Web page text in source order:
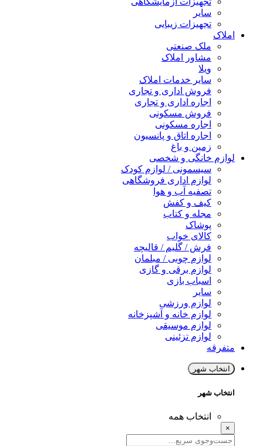
سایر
تجهیزات زیبایی
املاک
ملک صنعتی
مشاور املاک
ویلا
سایر خدمات املاک
فروش اداری و تجاری
اجاره اداری و تجاری
فروش مسکونی
اجاره مسکونی
اجاره اتاق و پانسیون
زمین و باغ
لوازم خانگی و شخصی
سیسمونی / لوازم کودک
لوازم اداری فروشگاهی
تصفیه آب و هوا
کیف و کفش
مجله و کتاب
پوشاک
کالای خواب
فرش / گلیم / قالیچه
لوازم چوبی / مبلمان
لوازم برقی و گازی
اسباب بازی
سایر
لوازم ورزشی
لوازم خانه و آشپزخانه
لوازم موسیقی
لوازم تزئینی
متفرقه
انتخاب شهر
انتخاب شهر
انتخاب همه
×